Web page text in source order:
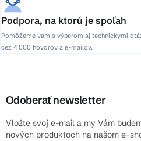
Podpora, na ktorú je spoľah
Pomôžeme vám s výberom aj technickými
cez 4 000 hovorov a e-mailov.
Odoberať newsletter
Vložte svoj e-mail a my Vám
nových produktoch na našom e-